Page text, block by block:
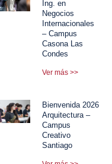
Ing. en
Negocios
Internacionales
– Campus
Casona Las
Condes
Ver más >>
Bienvenida 2026
Arquitectura –
Campus
Creativo
Santiago